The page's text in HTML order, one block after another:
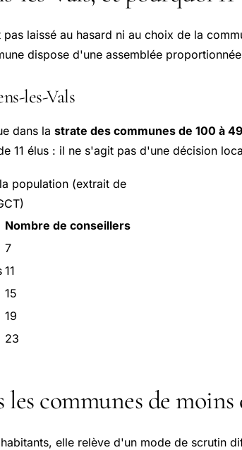
laissé au hasard ni au choix de la
dispose d'une assemblée
les-Vals
dans la strate des communes de 100 à
11 élus : il ne s'agit pas d'une décision
population (extrait de
Nombre de conseillers
7
11
15
19
23
communes de
elle relève d'un mode de scrutin